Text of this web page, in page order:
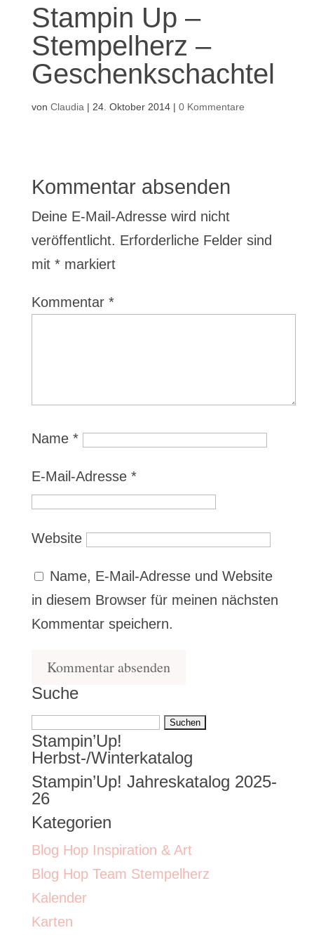
Stampin Up –
Stempelherz –
Geschenkschachtel
von Claudia | 24. Oktober 2014| 0 Kommentare
Kommentar absenden
Deine E-Mail-Adresse wird nicht
veröffentlicht. Erforderliche Felder sind
mit *markiert
Kommentar *
Name *
E-Mail-Adresse *
Website
Name, E-Mail-Adresse und Website
in diesem Browser für meinen nächsten
Kommentar speichern.
Suche
Suchen
nach:
Stampin’Up!
Herbst-/Winterkatalog
Stampin’Up! Jahreskatalog 2025-
26
Kategorien
Blog Hop Inspiration & Art
Blog Hop Team Stempelherz
Kalender
Karten